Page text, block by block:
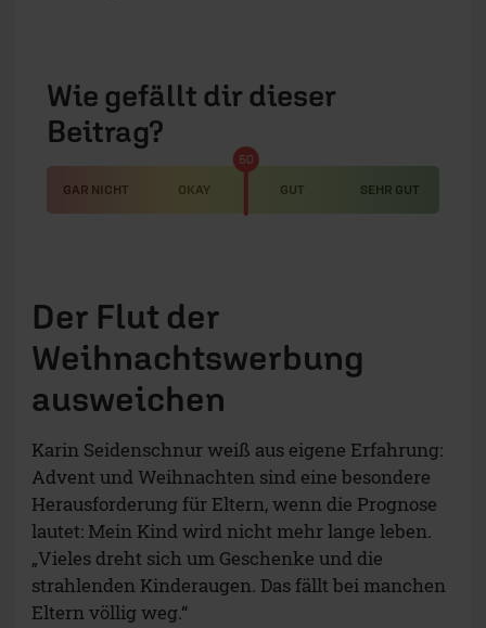
Wie gefällt dir dieser
Beitrag?
GAR NICHT OKAY GUT SEHR GUT
50
Der Flut der
Weihnachtswerbung
ausweichen
Karin Seidenschnur weiß aus eigene Erfahrung:
Advent und Weihnachten sind eine besondere
Herausforderung für Eltern, wenn die Prognose
lautet: Mein Kind wird nicht mehr lange leben.
„Vieles dreht sich um Geschenke und die
strahlenden Kinderaugen. Das fällt bei manchen
Eltern völlig weg.“